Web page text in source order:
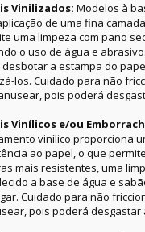
Vinilizados: Modelos à
de uma fina
uma limpeza com pano
o uso de água e
a estampa do
los. Cuidado para não
pois poderá
Vinílicos e/ou
vinílico proporciona
ao papel, o que
mais resistentes, uma
a base de água e
Cuidado para não
pois poderá desgastar